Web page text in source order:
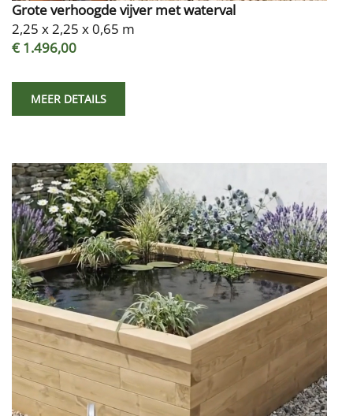
Grote verhoogde vijver met waterval
2,25 x 2,25 x 0,65 m
€ 1.496,00
MEER DETAILS